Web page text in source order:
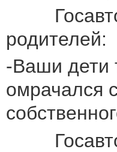
родителей:
-Ваши дети
омрачался